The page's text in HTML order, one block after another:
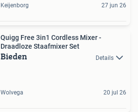
Keijenborg 27 jun 26
Quigg Free 3in1 Cordless Mixer -
Draadloze Staafmixer Set
Bieden Details
Wolvega 20 jul 26